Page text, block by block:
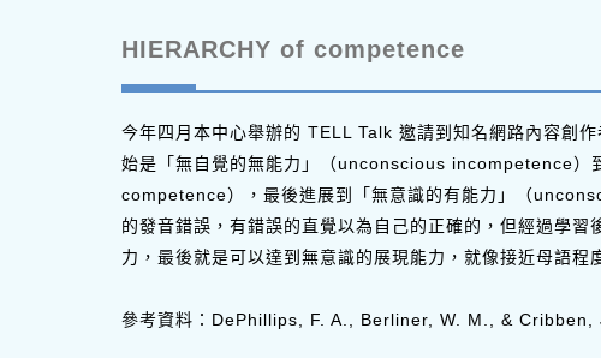
HIERARCHY of competence
今年四月本中心舉辦的 TELL Talk 邀請到知名網路內容創
始是「無自覺的無能力」（unconscious incompetence
competence），最後進展到「無意識的有能力」（
的發音錯誤，有錯誤的直覺以為自己的正確的，但經過學
力，最後就是可以達到無意識的展現能力，就像接近母語
參考資料：DePhillips, F. A., Berliner, W. M., &